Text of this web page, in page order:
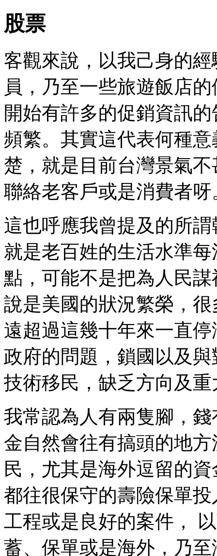
股票
客觀來說，以我己身的
員，乃至一些旅遊飯店
開始有許多的促銷資訊
頻繁。其實這代表何種
楚，就是目前台灣景氣
聯絡老客戶或是消費者呀
這也呼應我曾提及的所
就是老百姓的生活水準
點，可能不是把為人民
說是美國的狀況繁榮，
遠超過這幾十年來一直
政府的問題，鎖國以及
技術移民，缺乏方向及
我常認為人有兩隻腳，
金自然會往有搞頭的地
民，尤其是海外逗留的
都往很保守的壽險保單
工程或是良好的案件，
蓄、保單或是海外，乃